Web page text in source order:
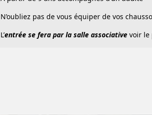
N’oubliez pas de vous équiper de vos
L’entrée se fera par la salle associative voir le